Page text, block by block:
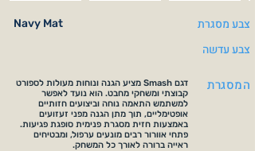
Navy Mat
צבע מסגרת
צבע עדשה
דגם Smash מציע הגנה ונוחות מעולות לספורט
קבוצתי ומשחקי מחבט. הוא נועד לאפשר
למשתמש התאמה נוחה וביצועים חזותיים
אופטימליים, תוך מתן הגנה מפני זעזועים
באמצעות חזית מסגרת פנימית סופגת פגיעות.
פתחי אוורור רבים מונעים ערפול, ומבטיחים
ראייה ברורה לאורך כל המשחק.
המסגרת